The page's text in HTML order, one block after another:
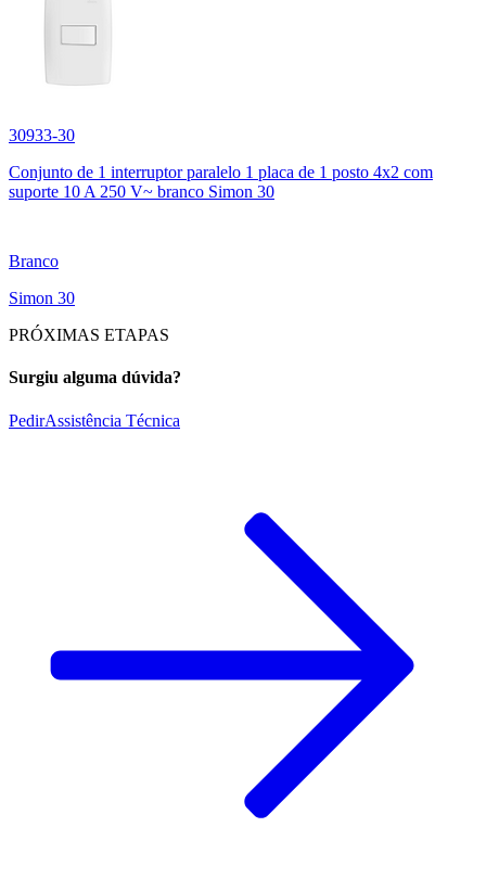
30933-30
Conjunto de 1 interruptor paralelo 1 placa de 1 posto 4x2 com
suporte 10 A 250 V~ branco Simon 30
Branco
Simon 30
PRÓXIMAS ETAPAS
Surgiu alguma dúvida?
PedirAssistência Técnica